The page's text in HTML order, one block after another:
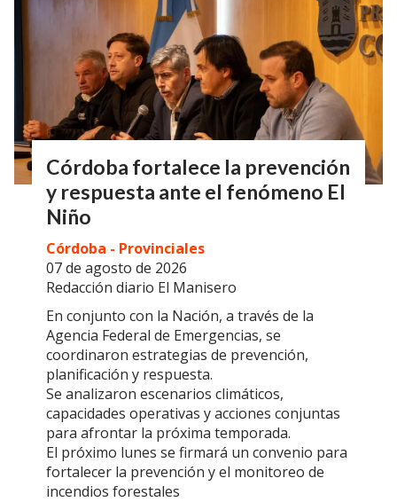
Córdoba fortalece la prevención
y respuesta ante el fenómeno El
Niño
Redacción diario El Manisero
Córdoba - Provinciales
07 de agosto de 2026
En conjunto con la Nación, a través de la
Agencia Federal de Emergencias, se
coordinaron estrategias de prevención,
planificación y respuesta.
Se analizaron escenarios climáticos,
capacidades operativas y acciones conjuntas
para afrontar la próxima temporada.
El próximo lunes se firmará un convenio para
fortalecer la prevención y el monitoreo de
incendios forestales